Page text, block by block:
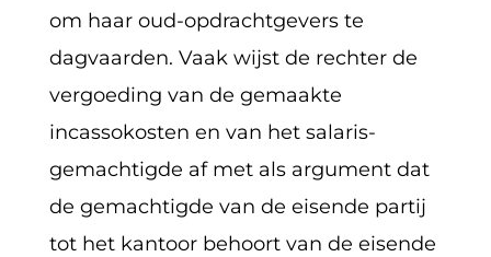
om haar oud-opdrachtgevers te
dagvaarden. Vaak wijst de rechter de
vergoeding van de gemaakte
incassokosten en van het salaris-
gemachtigde af met als argument dat
de gemachtigde van de eisende partij
tot het kantoor behoort van de eisende